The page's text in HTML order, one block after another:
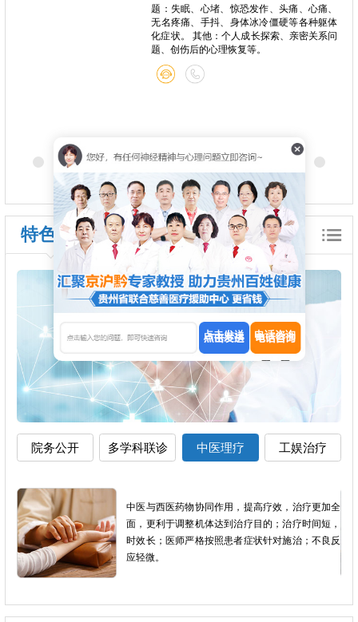
题：失眠、心堵、惊恐发作、头痛、心痛、
无名疼痛、手抖、身体冰冷僵硬等各种躯体
化症状。 其他：个人成长探索、亲密关系问
题、创伤后的心理恢复等。
特色诊疗
院务公开 多学科联诊 中医理疗 工娱治疗
中医与西医药物协同作用，提高疗效，治疗更加全
面，更利于调整机体达到治疗目的；治疗时间短，
时效长；医师严格按照患者症状针对施治；不良反
应轻微。
点击发送 电话咨询